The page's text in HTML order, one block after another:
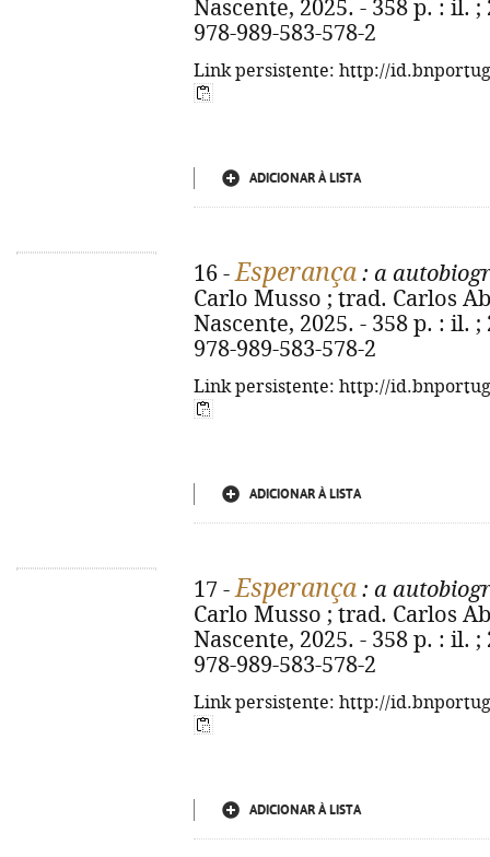
Nascente, 2025. - 358 p. : il.
978-989-583-578-2
Link persistente: http://
ADICIONAR À LISTA
16 -Esperança : a
Carlo Musso ; trad. Carlos
Nascente, 2025. - 358 p. : il.
978-989-583-578-2
Link persistente: http://
ADICIONAR À LISTA
17 -Esperança : a
Carlo Musso ; trad. Carlos
Nascente, 2025. - 358 p. : il.
978-989-583-578-2
Link persistente: http://
ADICIONAR À LISTA